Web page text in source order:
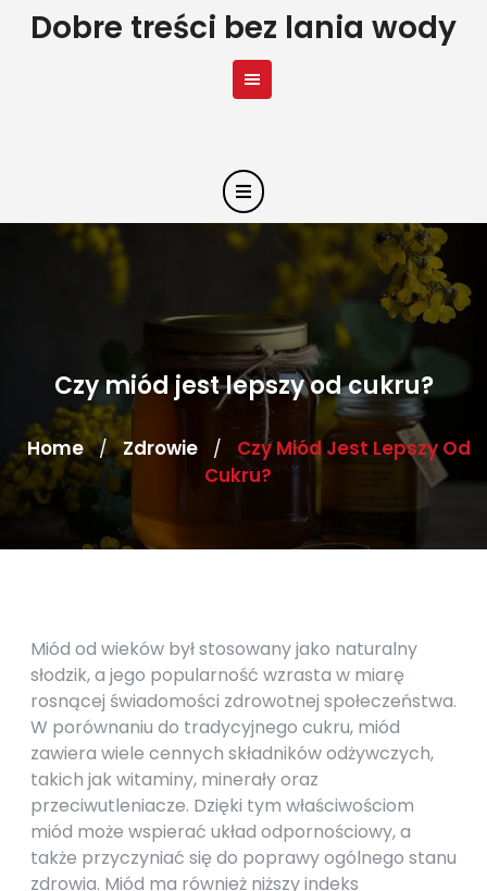
SkipDobre treści bez lania wody
Czy miód jest lepszy od cukru?
Home / Zdrowie /
Czy Miód Jest Lepszy Od
Cukru?
Miód od wieków był stosowany jako naturalny
słodzik, a jego popularność wzrasta w miarę
rosnącej świadomości zdrowotnej społeczeństwa.
W porównaniu do tradycyjnego cukru, miód
zawiera wiele cennych składników odżywczych,
takich jak witaminy, minerały oraz
przeciwutleniacze. Dzięki tym właściwościom
miód może wspierać układ odpornościowy, a
także przyczyniać się do poprawy ogólnego stanu
zdrowia. Miód ma również niższy indeks